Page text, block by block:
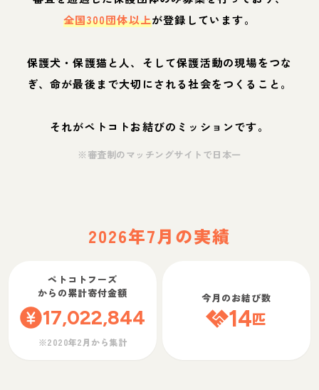
全国300団体以上が登録しています。
保護犬・保護猫と人、そして保護活動の現場をつな
ぎ、命が最後まで大切にされる社会をつくること。
それがペトコトお結びのミッションです。
※審査制のマッチングサイトで日本一
2026年7月の実績
ペトコトフーズ
からの累計寄付金額
17,022,844
※2020年2月から集計
今月のお結び数
14匹